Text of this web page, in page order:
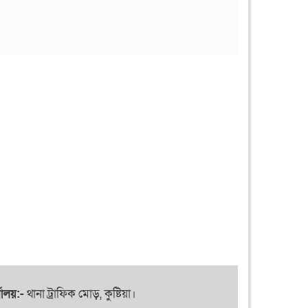
থানা ট্রাফিক মোড়, কুষ্টিয়া।